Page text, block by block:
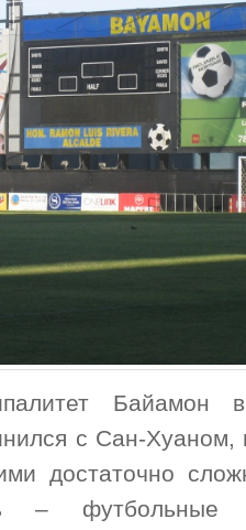
Байамон
с Сан-Хуаном,
достаточно
–